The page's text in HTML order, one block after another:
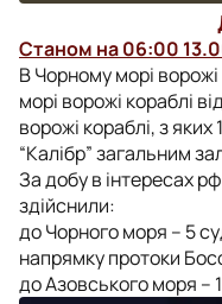
Станом на 06:00
В Чорному морі
морі ворожі кораблі
ворожі кораблі, з
“Калібр” загальним
За добу в інтересах
здійснили:
до Чорного моря – 5
напрямку протоки
до Азовського моря –